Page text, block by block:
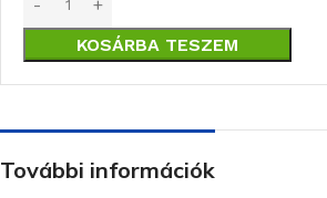
KOSÁRBA TESZEM
További információk